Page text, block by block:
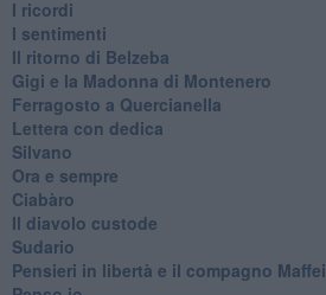
I ricordi
I sentimenti
Il ritorno di Belzeba
Gigi e la Madonna di Montenero
Ferragosto a Quercianella
Lettera con dedica
Silvano
Ora e sempre
Ciabàro
Il diavolo custode
Sudario
Pensieri in libertà e il compagno Maffei